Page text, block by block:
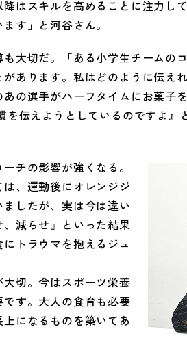
はスキルを高めることに注力し
す」と河谷さん。
大切だ。「ある小学生チームの
あります。私はどのように伝え
の選手がハーフタイムにお菓子
伝えようとしているのですよ』
チの影響が強くなる。
、運動後にオレンジジ
したが、実は今は違い
減らせ』といった結果
トラウマを抱えるジュ
大切。今はスポーツ栄養
す。大人の食育も必要
になるものを築いてあ